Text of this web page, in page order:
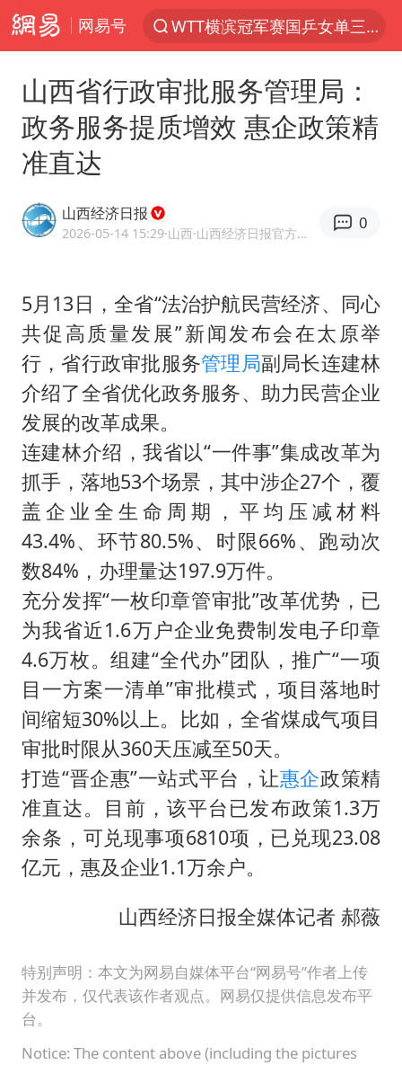
网易号
WTT横滨冠军赛国乒女单三将晋级四强
白海豚将正面袭击贯穿浙江
杭州全市有序停课
情侣平潭拍日出坠崖1死1伤
夏日经济乘“热”而上 消费市场向“新”而行
36岁男演员成景区NPC后人气爆棚
宇树王兴兴被问了360多个问题
全民健身事业高质量发展
唐田赛前发布会上引用《孙子兵法》
台当局重金为“台独”织“皇帝新衣”
商场现钱学森巨幅海报 负责人回应
老挝国会主席赛宋蓬逝世
购飞机票7分钟后退票被扣2022元
乐享全民健身 共筑健康中国
山西省行政审批服务管理局：
政务服务提质增效 惠企政策精
准直达
山西经济日报
2026-05-14 15:29·山西 ·山西经济日报官方网易号
0
5月13日，全省“法治护航民营经济、同心
共促高质量发展”新闻发布会在太原举
行，省行政审批服务管理局副局长连建林
介绍了全省优化政务服务、助力民营企业
发展的改革成果。
连建林介绍，我省以“一件事”集成改革为
抓手，落地53个场景，其中涉企27个，覆
盖企业全生命周期，平均压减材料
43.4%、环节80.5%、时限66%、跑动次
数84%，办理量达197.9万件。
充分发挥“一枚印章管审批”改革优势，已
为我省近1.6万户企业免费制发电子印章
4.6万枚。组建“全代办”团队，推广“一项
目一方案一清单”审批模式，项目落地时
间缩短30%以上。比如，全省煤成气项目
审批时限从360天压减至50天。
打造“晋企惠”一站式平台，让惠企政策精
准直达。目前，该平台已发布政策1.3万
余条，可兑现事项6810项，已兑现23.08
亿元，惠及企业1.1万余户。
山西经济日报全媒体记者 郝薇
特别声明：本文为网易自媒体平台“网易号”作者上传
并发布，仅代表该作者观点。网易仅提供信息发布平
台。
Notice: The content above (including the pictures